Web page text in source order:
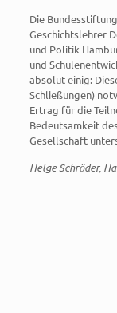
Die
Geschichtslehrer
und Politik
und
absolut einig:
Schließungen)
Ertrag für die
Bedeutsamkeit
Gesellschaft
Helge Schröder,